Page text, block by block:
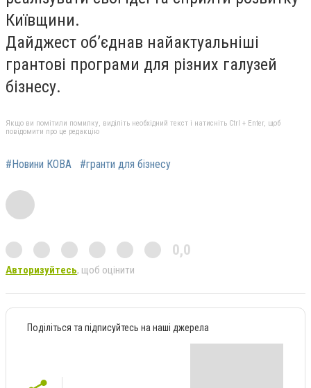
Київщини.
Дайджест об’єднав найактуальніші
грантові програми для різних галузей
бізнесу.
Якщо ви помітили помилку, виділіть необхідний текст і натисніть Ctrl + Enter, щоб
повідомити про це редакцію
#Новини КОВА #гранти для бізнесу
0,0
Авторизуйтесь, щоб оцінити
Поділіться та підписуйтесь на наші джерела